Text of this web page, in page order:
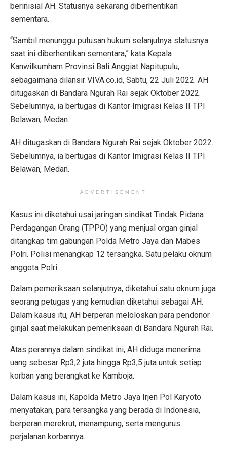
berinisial AH. Statusnya sekarang diberhentikan
sementara.
“Sambil menunggu putusan hukum selanjutnya statusnya
saat ini diberhentikan sementara,” kata Kepala
Kanwilkumham Provinsi Bali Anggiat Napitupulu,
sebagaimana dilansir VIVA.co.id, Sabtu, 22 Juli 2022. AH
ditugaskan di Bandara Ngurah Rai sejak Oktober 2022.
Sebelumnya, ia bertugas di Kantor Imigrasi Kelas II TPI
Belawan, Medan.
AH ditugaskan di Bandara Ngurah Rai sejak Oktober 2022.
Sebelumnya, ia bertugas di Kantor Imigrasi Kelas II TPI
Belawan, Medan.
ADVERTISEMENT
Kasus ini diketahui usai jaringan sindikat Tindak Pidana
Perdagangan Orang (TPPO) yang menjual organ ginjal
ditangkap tim gabungan Polda Metro Jaya dan Mabes
Polri. Polisi menangkap 12 tersangka. Satu pelaku oknum
anggota Polri.
Dalam pemeriksaan selanjutnya, diketahui satu oknum juga
seorang petugas yang kemudian diketahui sebagai AH.
Dalam kasus itu, AH berperan meloloskan para pendonor
ginjal saat melakukan pemeriksaan di Bandara Ngurah Rai.
Atas perannya dalam sindikat ini, AH diduga menerima
uang sebesar Rp3,2 juta hingga Rp3,5 juta untuk setiap
korban yang berangkat ke Kamboja.
Dalam kasus ini, Kapolda Metro Jaya Irjen Pol Karyoto
menyatakan, para tersangka yang berada di Indonesia,
berperan merekrut, menampung, serta mengurus
perjalanan korbannya.